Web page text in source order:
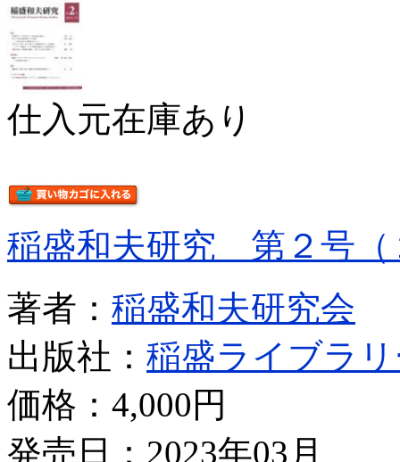
仕入元在庫あり
稲盛和夫研究 第２号（
著者： 稲盛和夫研究会
出版社： 稲盛ライブラ
価格： 4,000円
発売日：2023年03月